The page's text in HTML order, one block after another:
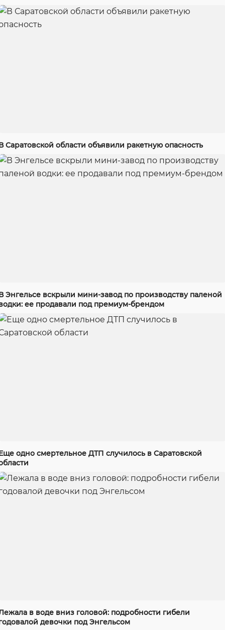
Саратовской области объявили ракетную опасность
Энгельсе вскрыли мини-завод по производству паленой
ее продавали под премиум-брендом
одно смертельное ДТП случилось в Саратовской
в воде вниз головой: подробности гибели
девочки под Энгельсом